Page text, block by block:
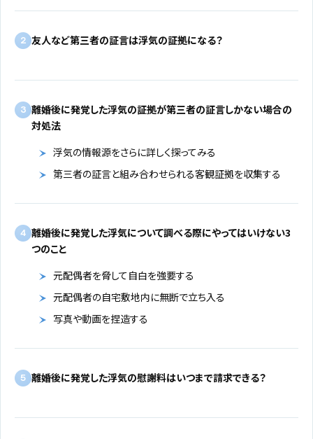
2 友人など第三者の証言は浮気の証拠になる？
3 離婚後に発覚した浮気の証拠が第三者の証言しかない場合の
対処法
浮気の情報源をさらに詳しく探ってみる
第三者の証言と組み合わせられる客観証拠を収集する
4 離婚後に発覚した浮気について調べる際にやってはいけない3
つのこと
元配偶者を脅して自白を強要する
元配偶者の自宅敷地内に無断で立ち入る
写真や動画を捏造する
5 離婚後に発覚した浮気の慰謝料はいつまで請求できる？